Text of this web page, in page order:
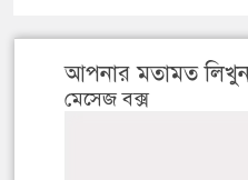
আপনার মতামত
মেসেজ বক্স